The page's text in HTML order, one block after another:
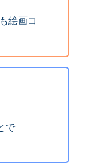
絵画コ
で